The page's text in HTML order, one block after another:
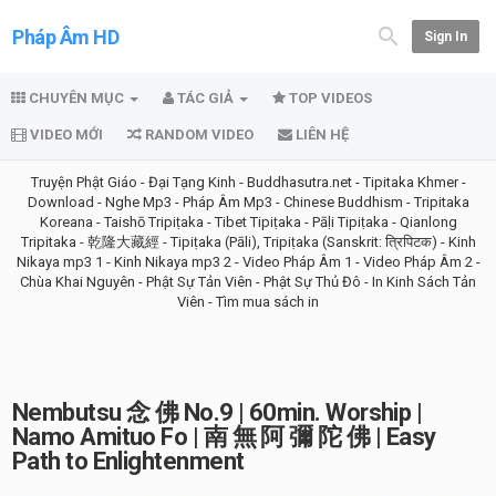
Pháp Âm HD Sign In
CHUYÊN MỤC TÁC GIẢ TOP VIDEOS
VIDEO MỚI RANDOM VIDEO LIÊN HỆ
Truyện Phật Giáo - Đại Tạng Kinh - Buddhasutra.net-Tipitaka Khmer-
Download - Nghe Mp3 - Pháp Âm Mp3 - Chinese Buddhism -Tripitaka
Koreana -Taishō Tripiṭaka -Tibet Tipiṭaka - Pāḷi Tipiṭaka - Qianlong
Tripitaka - 乾隆大藏經-Tipiṭaka (Pāli), Tripiṭaka (Sanskrit: त्रिपिटक) - Kinh
Nikaya mp3 1 - Kinh Nikaya mp3 2 - Video Pháp Âm 1 - Video Pháp Âm 2-
Chùa Khai Nguyên - Phật Sự Tản Viên - Phật Sự Thủ Đô - In Kinh Sách Tản
Viên -Tìm mua sách in
Nembutsu 念 佛 No.9 | 60min. Worship |
Namo Amituo Fo | 南 無 阿 彌 陀 佛 | Easy
Path to Enlightenment